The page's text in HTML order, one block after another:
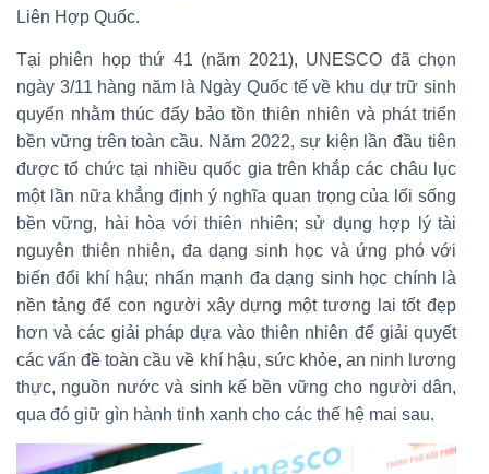
Liên Hợp Quốc.
Tại phiên họp thứ 41 (năm 2021), UNESCO đã chọn
ngày 3/11 hàng năm là Ngày Quốc tế về khu dự trữ sinh
quyển nhằm thúc đẩy bảo tồn thiên nhiên và phát triển
bền vững trên toàn cầu. Năm 2022, sự kiện lần đầu tiên
được tổ chức tại nhiều quốc gia trên khắp các châu lục
một lần nữa khẳng định ý nghĩa quan trọng của lối sống
bền vững, hài hòa với thiên nhiên; sử dụng hợp lý tài
nguyên thiên nhiên, đa dạng sinh học và ứng phó với
biến đổi khí hậu; nhấn mạnh đa dạng sinh học chính là
nền tảng để con người xây dựng một tương lai tốt đẹp
hơn và các giải pháp dựa vào thiên nhiên để giải quyết
các vấn đề toàn cầu về khí hậu, sức khỏe, an ninh lương
thực, nguồn nước và sinh kế bền vững cho người dân,
qua đó giữ gìn hành tinh xanh cho các thế hệ mai sau.